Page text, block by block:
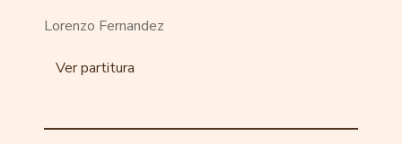
Lorenzo Fernandez
Ver partitura